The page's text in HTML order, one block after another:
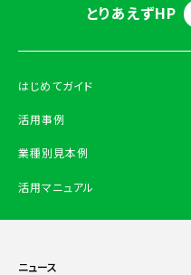
とりあえずHP
はじめてガイド
活用事例
業種別見本例
活用マニュアル
ニュース